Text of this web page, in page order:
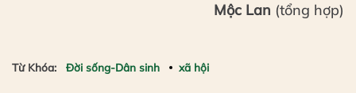
Mộc Lan (tổng hợp)
Từ Khóa: Đời sống-Dân sinh xã hội